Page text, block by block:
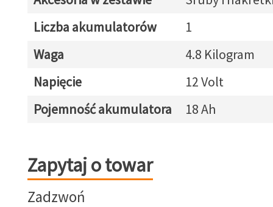
Liczba akumulatorów
1
Waga
4.8 Kilogram
Napięcie
12 Volt
Pojemność akumulatora
18 Ah
Zapytaj o towar
Zapytaj o towar
Zadzwoń